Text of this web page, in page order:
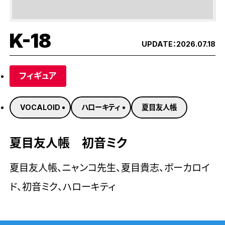
K-18 UPDATE：2026.07.18
フィギュア
VOCALOID ハローキティ 夏目友人帳
夏目友人帳 初音ミク
夏目友人帳、ニャンコ先生、夏目貴志、ボーカロイ
ド、初音ミク、ハローキティ